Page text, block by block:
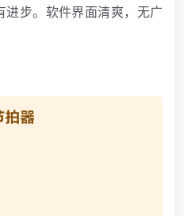
步。软件界面清爽，无广